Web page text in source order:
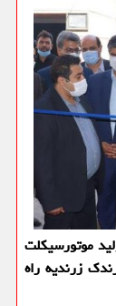
موتورسیكلت
زرندیه راه